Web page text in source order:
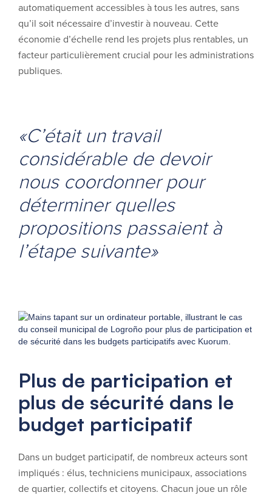
automatiquement accessibles à tous les autres, sans
qu’il soit nécessaire d’investir à nouveau. Cette
économie d’échelle rend les projets plus rentables, un
facteur particulièrement crucial pour les administrations
publiques.
«C’était un travail
considérable de devoir
nous coordonner pour
déterminer quelles
propositions passaient à
l’étape suivante»
Plus de participation et
plus de sécurité dans le
budget participatif
Dans un budget participatif, de nombreux acteurs sont
impliqués : élus, techniciens municipaux, associations
de quartier, collectifs et citoyens. Chacun joue un rôle